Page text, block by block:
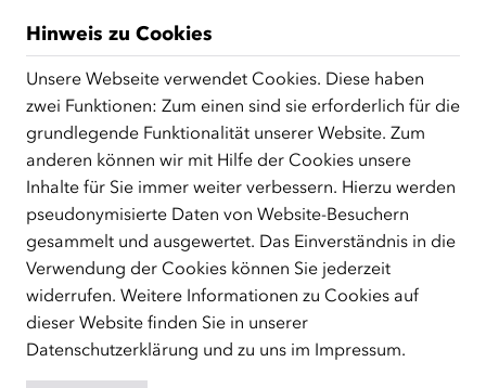
Karriereplattformen bringen Unternehmen und
die auf der Suche nach Arbeitskräften sind, können ihre
Beschäftigungsmöglichkeiten potenziellen
Bewerber/innen im Rahmen der Karriereplattformen
direkt bei ihren Unternehmen oder bei
Deutschkursinstituten vorstellen. Teilnehmer/innen
können Gespräche mit potenziellen Arbeitgebern und
Recruiter/innen führen und sich direkt vor Ort für offene
Stellen bewerben. Mehr als 3.000 arbeitssuchende
Zuwander/innen haben bisher an ÖIF-
Karriereplattformen teilgenommen, beispielsweise
gemeinsam mit Spar, POST AG, Lidl, Mediaprint, REWE
Hinweis zu Cookies
Unsere Webseite verwendet Cookies. Diese haben
zwei Funktionen: Zum einen sind sie erforderlich für die
grundlegende Funktionalität unserer Website. Zum
anderen können wir mit Hilfe der Cookies unsere
Inhalte für Sie immer weiter verbessern. Hierzu werden
pseudonymisierte Daten von Website-Besuchern
gesammelt und ausgewertet. Das Einverständnis in die
Verwendung der Cookies können Sie jederzeit
widerrufen. Weitere Informationen zu Cookies auf
dieser Website finden Sie in unserer
Datenschutzerklärung und zu uns im Impressum.